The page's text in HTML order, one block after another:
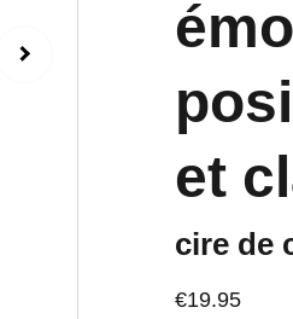
et
cire de
€19.95